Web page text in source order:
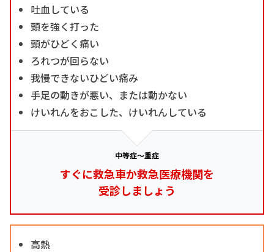
吐血している
頭を強く打った
頭がひどく痛い
ろれつが回らない
我慢できないひどい痛み
手足の動きが悪い、または動かない
けいれんをおこした、けいれんしている
中等症～重症
すぐに救急車か救急医療機関を
受診しましょう
高熱